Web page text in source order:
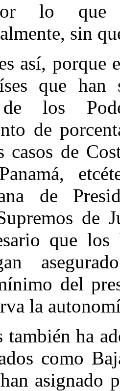
lo que
sin
así, porque
que han
los
de
casos de
de
de
que
del
la
también ha
como
asignado